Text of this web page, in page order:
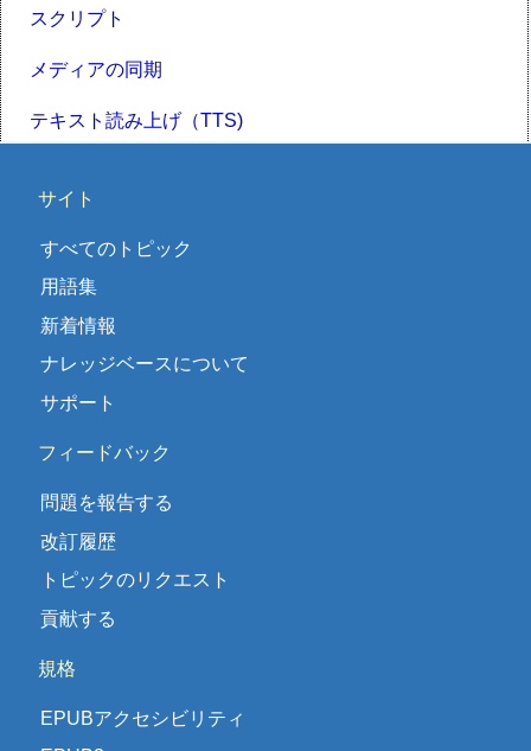
スクリプト
メディアの同期
テキスト読み上げ（TTS)
サイト
すべてのトピック
用語集
新着情報
ナレッジベースについて
サポート
フィードバック
問題を報告する
改訂履歴
トピックのリクエスト
貢献する
規格
EPUBアクセシビリティ